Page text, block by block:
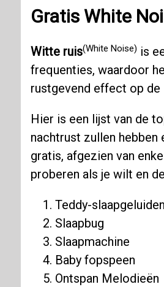
Gratis White
Witte ruis(White Noise) is
frequenties, waardoor
rustgevend effect op de
Hier is een lijst van de
nachtrust zullen
gratis, afgezien van
proberen als je wilt en
Teddy-slaapgeluiden
Slaapbug
Slaapmachine
Baby fopspeen
Ontspan Melodieën